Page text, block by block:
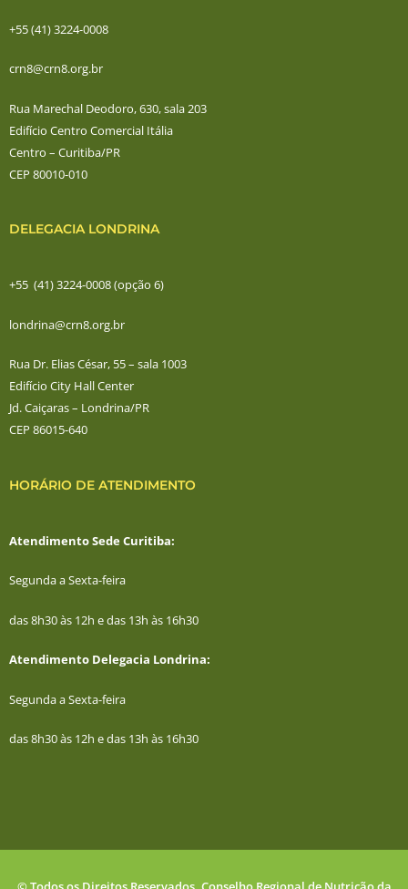
+55 (41) 3224-0008
crn8@crn8.org.br
Rua Marechal Deodoro, 630, sala 203
Edifício Centro Comercial Itália
Centro – Curitiba/PR
CEP 80010-010
DELEGACIA LONDRINA
+55 (41) 3224-0008 (opção 6)
londrina@crn8.org.br
Rua Dr. Elias César, 55 – sala 1003
Edifício City Hall Center
Jd. Caiçaras – Londrina/PR
CEP 86015-640
HORÁRIO DE ATENDIMENTO
Atendimento Sede Curitiba:
Segunda a Sexta-feira
das 8h30 às 12h e das 13h às 16h30
Atendimento Delegacia Londrina:
Segunda a Sexta-feira
das 8h30 às 12h e das 13h às 16h30